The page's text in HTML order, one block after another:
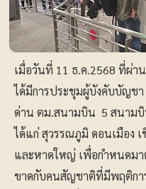
เมื่อวันที่ 11 ธ.ค.2568 ที่ผ่า
ได้มีการประชุมผู้บังคับบัญช
ด่าน ตม.สนามบิน 5 สนามบิ
ได้แก่ สุวรรณภูมิ ดอนเมือง เ
และหาดใหญ่ เพื่อกำหนดมา
ขาดกับคนสัญชาติที่มีพฤติกา